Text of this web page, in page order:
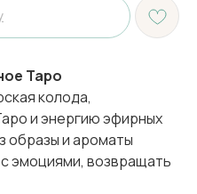
Таро
колода,
и энергию эфирных
образы и ароматы
эмоциями, возвращать